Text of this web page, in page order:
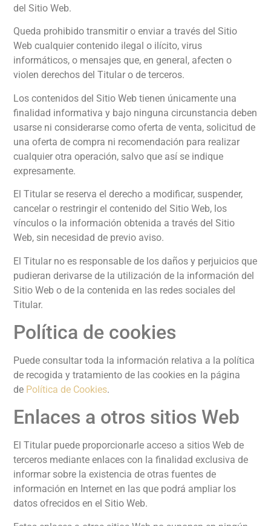
del Sitio Web.
Queda prohibido transmitir o enviar a través del Sitio
Web cualquier contenido ilegal o ilícito, virus
informáticos, o mensajes que, en general, afecten o
violen derechos del Titular o de terceros.
Los contenidos del Sitio Web tienen únicamente una
finalidad informativa y bajo ninguna circunstancia deben
usarse ni considerarse como oferta de venta, solicitud de
una oferta de compra ni recomendación para realizar
cualquier otra operación, salvo que así se indique
expresamente.
El Titular se reserva el derecho a modificar, suspender,
cancelar o restringir el contenido del Sitio Web, los
vínculos o la información obtenida a través del Sitio
Web, sin necesidad de previo aviso.
El Titular no es responsable de los daños y perjuicios que
pudieran derivarse de la utilización de la información del
Sitio Web o de la contenida en las redes sociales del
Titular.
Política de cookies
Puede consultar toda la información relativa a la política
de recogida y tratamiento de las cookies en la página
de Política de Cookies.
Enlaces a otros sitios Web
El Titular puede proporcionarle acceso a sitios Web de
terceros mediante enlaces con la finalidad exclusiva de
informar sobre la existencia de otras fuentes de
información en Internet en las que podrá ampliar los
datos ofrecidos en el Sitio Web.